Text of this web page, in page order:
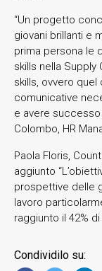
“Un progetto
giovani brillanti e
prima persona le
skills nella
skills, ovvero
comunicative
e avere successo
Colombo, HR
Paola Floris,
aggiunto
prospettive delle
lavoro
raggiunto il 42%
Condividilo su: